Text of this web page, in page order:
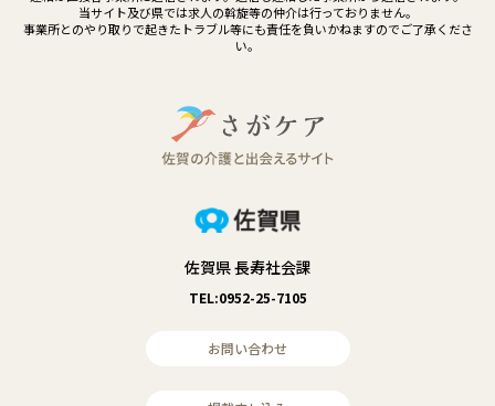
当サイト及び県では求人の斡旋等の仲介は行っておりません。
事業所とのやり取りで起きたトラブル等にも責任を負いかねますのでご了承くださ
い。
佐賀県 長寿社会課
TEL:0952-25-7105
お問い合わせ